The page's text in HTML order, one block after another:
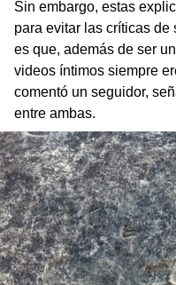
Sin embargo, estas
para evitar las críticas de
es que, además de ser
videos íntimos siempre
comentó un seguidor,
entre ambas.